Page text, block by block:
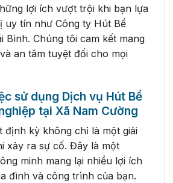
lợi ích vượt trội khi bạn lựa
uy tín như Công ty Hút Bể
Bình. Chúng tôi cam kết mang
an tâm tuyệt đối cho mọi
sử dụng Dịch vụ Hút Bể
tại Xã Nam Cường
định kỳ không chỉ là một giải
xảy ra sự cố. Đây là một
minh mang lại nhiều lợi ích
đình và công trình của bạn.